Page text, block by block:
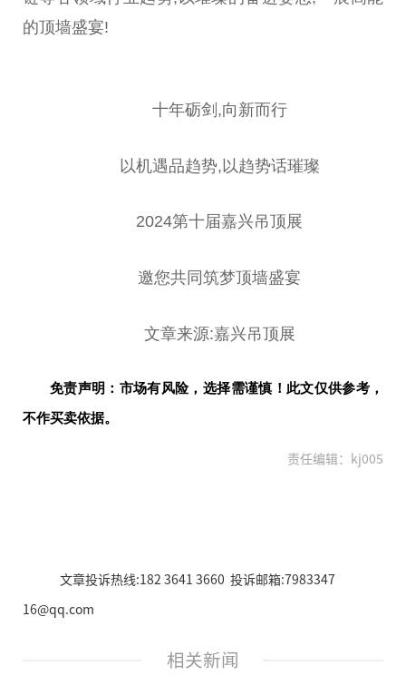
的顶墙盛宴!
十年砺剑,向新而行
以机遇品趋势,以趋势话璀璨
2024第十届嘉兴吊顶展
邀您共同筑梦顶墙盛宴
文章来源:嘉兴吊顶展
免责声明：市场有风险，选择需谨慎！此文仅供参考，
不作买卖依据。
责任编辑：kj005
文章投诉热线:182 3641 3660 投诉邮箱:7983347
16@qq.com
相关新闻